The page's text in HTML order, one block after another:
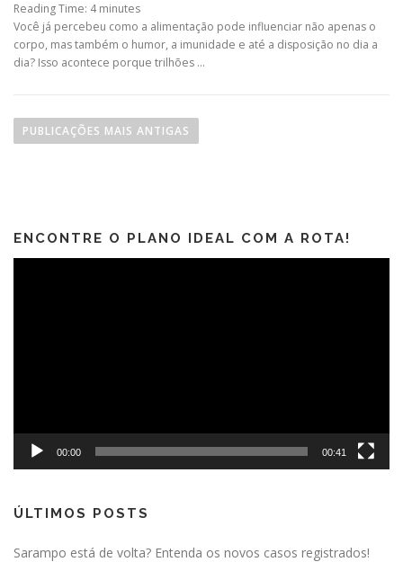
Reading Time: 4 minutes
Você já percebeu como a alimentação pode influenciar não apenas o
corpo, mas também o humor, a imunidade e até a disposição no dia a
dia? Isso acontece porque trilhões …
PUBLICAÇÕES MAIS ANTIGAS
ENCONTRE O PLANO IDEAL COM A ROTA!
00:00 00:41
ÚLTIMOS POSTS
Sarampo está de volta? Entenda os novos casos registrados!